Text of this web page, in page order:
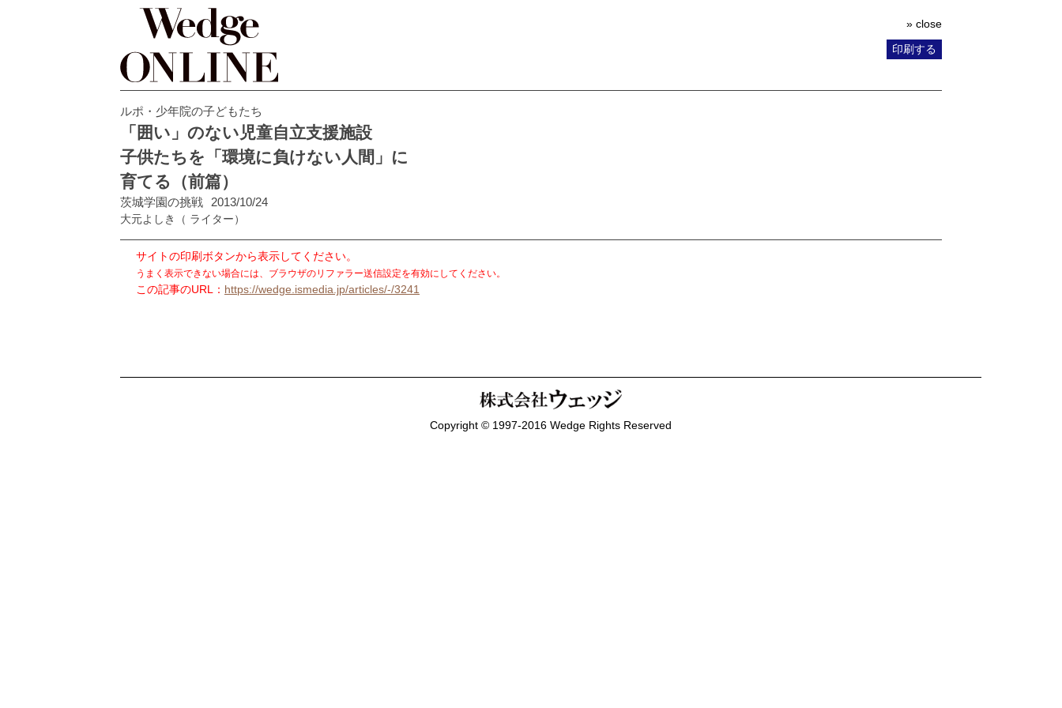
» close
印刷する
ルポ・少年院の子どもたち
「囲い」のない児童自立支援施設
子供たちを「環境に負けない人間」に
育てる（前篇）
茨城学園の挑戦 2013/10/24
大元よしき （ ライター）
サイトの印刷ボタンから表示してください。
うまく表示できない場合には、ブラウザのリファラー送信設定を有効にしてください。
この記事のURL： https://wedge.ismedia.jp/articles/-/3241
Copyright © 1997-2016 Wedge Rights Reserved